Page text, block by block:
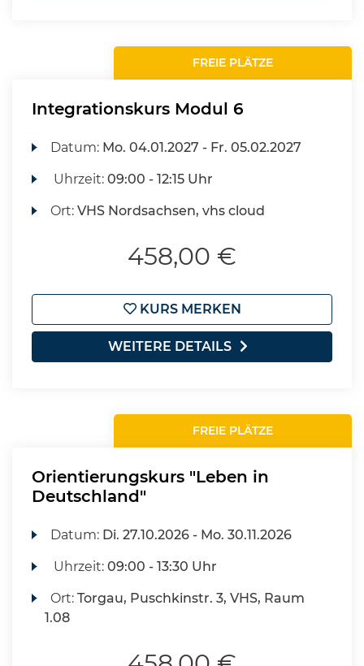
FREIE PLÄTZE
Integrationskurs Modul 6
Datum: Mo. 04.01.2027 - Fr. 05.02.2027
Uhrzeit:09:00 - 12:15 Uhr
Ort:VHS Nordsachsen, vhs cloud
458,00 €
KURS MERKEN
WEITERE DETAILS
FREIE PLÄTZE
Orientierungskurs "Leben in
Deutschland"
Datum: Di. 27.10.2026 - Mo. 30.11.2026
Uhrzeit:09:00 - 13:30 Uhr
Ort:Torgau, Puschkinstr. 3, VHS, Raum
1.08